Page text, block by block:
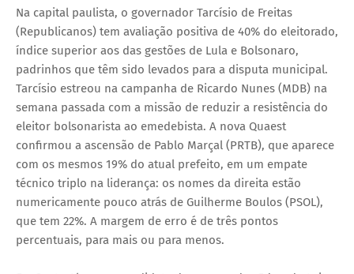
Na capital paulista, o governador Tarcísio de Freitas
(Republicanos) tem avaliação positiva de 40% do eleitorado,
índice superior aos das gestões de Lula e Bolsonaro,
padrinhos que têm sido levados para a disputa municipal.
Tarcísio estreou na campanha de Ricardo Nunes (MDB) na
semana passada com a missão de reduzir a resistência do
eleitor bolsonarista ao emedebista. A nova Quaest
confirmou a ascensão de Pablo Marçal (PRTB), que aparece
com os mesmos 19% do atual prefeito, em um empate
técnico triplo na liderança: os nomes da direita estão
numericamente pouco atrás de Guilherme Boulos (PSOL),
que tem 22%. A margem de erro é de três pontos
percentuais, para mais ou para menos.